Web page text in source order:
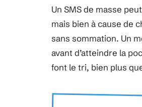
Un SMS de masse
mais bien à cause de
sans sommation. Un
avant d’atteindre la
font le tri, bien plus